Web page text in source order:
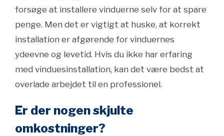
forsøge at installere vinduerne selv for at spare
penge. Men det er vigtigt at huske, at korrekt
installation er afgørende for vinduernes
ydeevne og levetid. Hvis du ikke har erfaring
med vinduesinstallation, kan det være bedst at
overlade arbejdet til en professionel.
Er der nogen skjulte
omkostninger?